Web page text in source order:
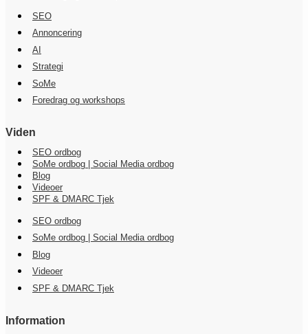
SEO
Annoncering
AI
Strategi
SoMe
Foredrag og workshops
Viden
SEO ordbog
SoMe ordbog | Social Media ordbog
Blog
Videoer
SPF & DMARC Tjek
SEO ordbog
SoMe ordbog | Social Media ordbog
Blog
Videoer
SPF & DMARC Tjek
Information